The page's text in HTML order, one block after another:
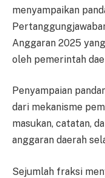
menyampaikan
Anggaran 2025
oleh pemerintah
Penyampaian
dari mekanisme
masukan, catatan,
anggaran daerah
Sejumlah fraksi